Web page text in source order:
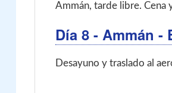
Ammán, tarde libre. Cena
Día 8 - Ammán -
Desayuno y traslado al